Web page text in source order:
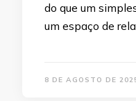
do que um
um espaço de
8 DE AGOSTO DE